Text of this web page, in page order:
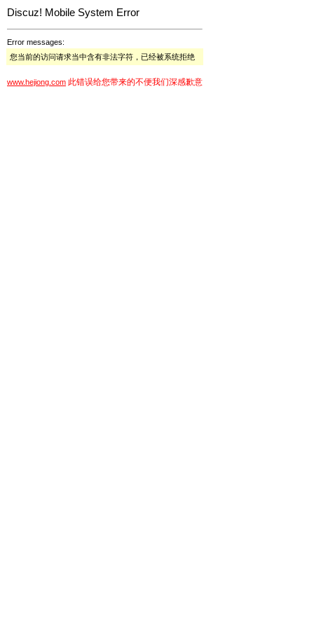
Discuz! Mobile System Error
Error messages:
您当前的访问请求当中含有非法字符，已经被系统拒绝
www.hejiong.com 此错误给您带来的不便我们深感歉意